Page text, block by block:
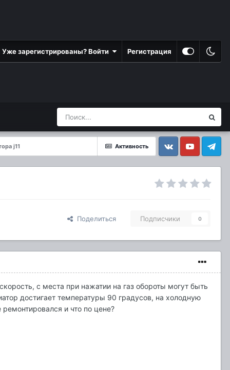
Уже зарегистрированы? Войти Регистрация
Активность
j11
VkontakteYouTube Telegram
Поделиться Подписчики 0
с места при нажатии на газ обороты могут быть
достигает температуры 90 градусов, на холодную
и что по цене?